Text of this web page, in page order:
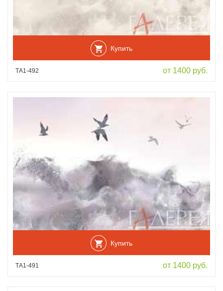
Купить
ТА1-492 от 1400 руб.
Купить
ТА1-491 от 1400 руб.